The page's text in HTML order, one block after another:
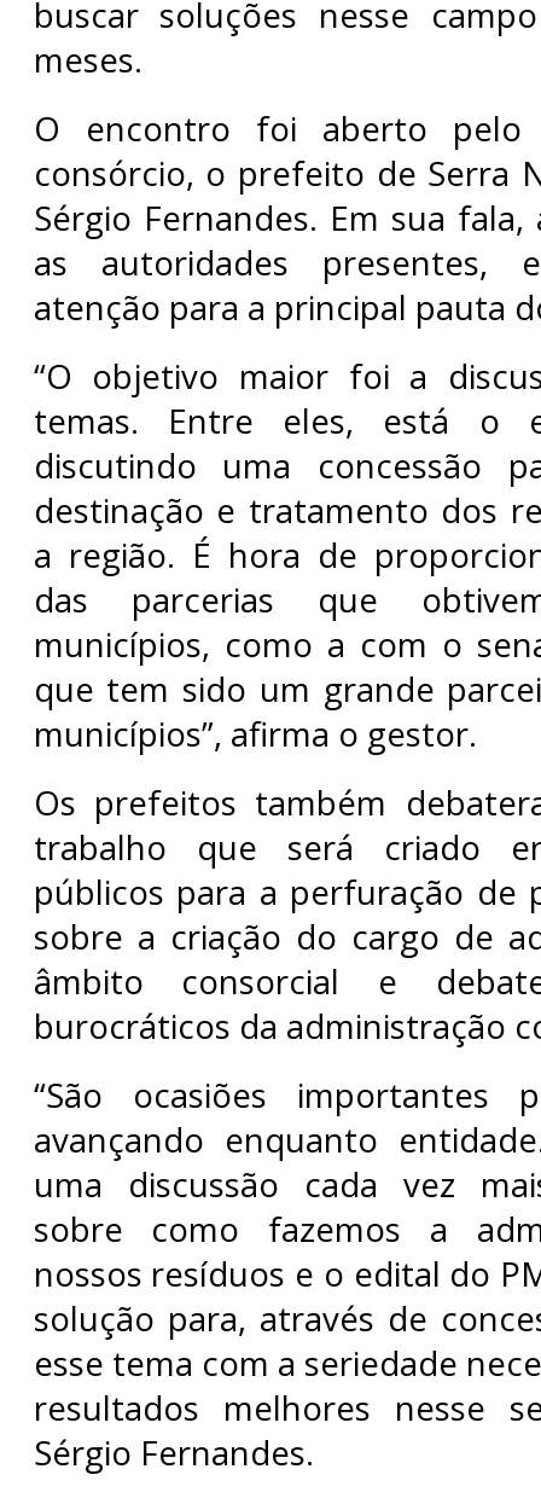
buscar soluções nesse
meses.
O encontro foi aberto pelo
consórcio, o prefeito de Serra
Sérgio Fernandes. Em sua
as autoridades presentes,
atenção para a principal pauta
“O objetivo maior foi a
temas. Entre eles, está o
discutindo uma concessão
destinação e tratamento dos
a região. É hora de
das parcerias que
municípios, como a com o
que tem sido um grande
municípios”, afirma o gestor.
Os prefeitos também
trabalho que será criado
públicos para a perfuração de
sobre a criação do cargo de
âmbito consorcial e
burocráticos da administração
“São ocasiões importantes
avançando enquanto
uma discussão cada vez
sobre como fazemos a
nossos resíduos e o edital do
solução para, através de
esse tema com a seriedade
resultados melhores nesse
Sérgio Fernandes.